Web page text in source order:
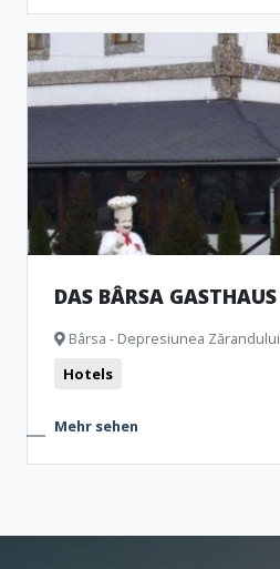
DAS BÂRSA GASTHAUS
Bârsa - Depresiunea Zărandului
Hotels
Mehr sehen